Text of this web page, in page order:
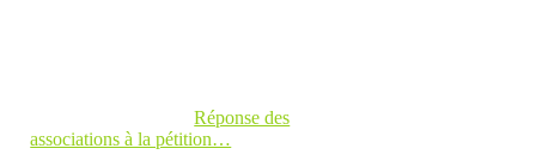
Réponse des
associations à la pétition…